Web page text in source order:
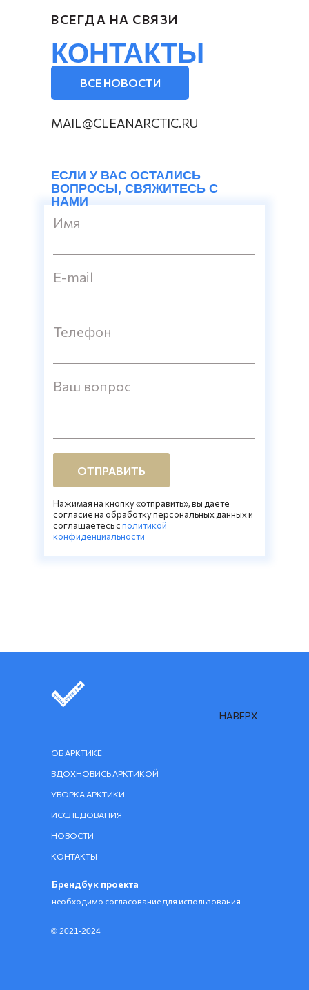
ВСЕ НОВОСТИ
КОНТАКТЫ
ВСЕГДА НА СВЯЗИ
ЕСЛИ У ВАС ОСТАЛИСЬ
ВОПРОСЫ, СВЯЖИТЕСЬ С
НАМИ
Имя
E-mail
Телефон
Ваш вопрос
ОТПРАВИТЬ
Нажимая на кнопку «отправить», вы даете
согласие на обработку персональных данных и
соглашаетесь cполитикой
конфиденциальности
MAIL@CLEANARCTIC.RU
© 2021-2024
НАВЕРХ
ВДОХНОВИСЬ АРКТИКОЙ
ОБ АРКТИКЕ
ИССЛЕДОВАНИЯ
УБОРКА АРКТИКИ
КОНТАКТЫ
НОВОСТИ
Брендбук проекта
необходимо согласование для использования